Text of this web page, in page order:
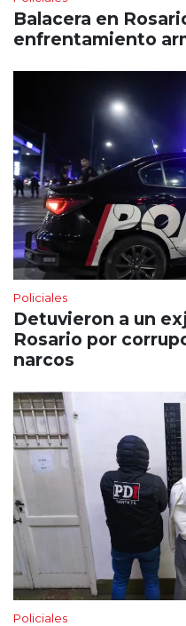
Balacera en
enfrentamiento
Policiales
Detuvieron a un
Rosario por
narcos
Policiales